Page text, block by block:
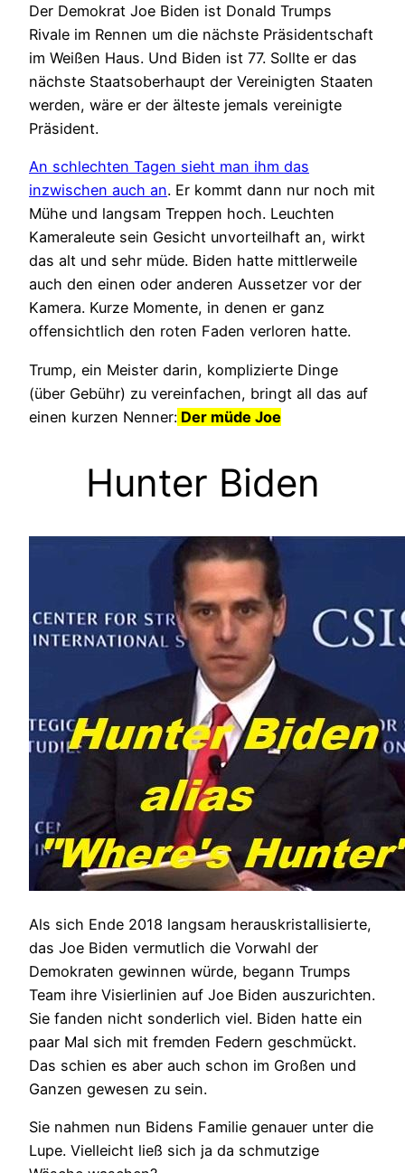
Der Demokrat Joe Biden ist Donald Trumps
Rivale im Rennen um die nächste Präsidentschaft
im Weißen Haus. Und Biden ist 77. Sollte er das
nächste Staatsoberhaupt der Vereinigten Staaten
werden, wäre er der älteste jemals vereinigte
Präsident.
An schlechten Tagen sieht man ihm das
inzwischen auch an. Er kommt dann nur noch mit
Mühe und langsam Treppen hoch. Leuchten
Kameraleute sein Gesicht unvorteilhaft an, wirkt
das alt und sehr müde. Biden hatte mittlerweile
auch den einen oder anderen Aussetzer vor der
Kamera. Kurze Momente, in denen er ganz
offensichtlich den roten Faden verloren hatte.
Trump, ein Meister darin, komplizierte Dinge
(über Gebühr) zu vereinfachen, bringt all das auf
einen kurzen Nenner: Der müde Joe
Hunter Biden
Als sich Ende 2018 langsam herauskristallisierte,
das Joe Biden vermutlich die Vorwahl der
Demokraten gewinnen würde, begann Trumps
Team ihre Visierlinien auf Joe Biden auszurichten.
Sie fanden nicht sonderlich viel. Biden hatte ein
paar Mal sich mit fremden Federn geschmückt.
Das schien es aber auch schon im Großen und
Ganzen gewesen zu sein.
Sie nahmen nun Bidens Familie genauer unter die
Lupe. Vielleicht ließ sich ja da schmutzige